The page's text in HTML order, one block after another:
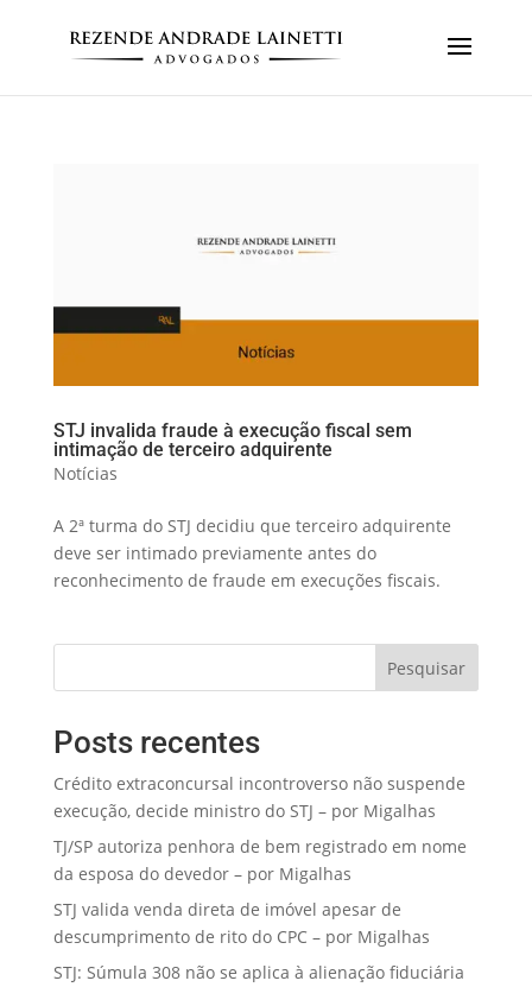
STJ invalida fraude à execução fiscal sem
intimação de terceiro adquirente
Notícias
A 2ª turma do STJ decidiu que terceiro adquirente
deve ser intimado previamente antes do
reconhecimento de fraude em execuções fiscais.
Pesquisar
Posts recentes
Crédito extraconcursal incontroverso não suspende
execução, decide ministro do STJ – por Migalhas
TJ/SP autoriza penhora de bem registrado em nome
da esposa do devedor – por Migalhas
STJ valida venda direta de imóvel apesar de
descumprimento de rito do CPC – por Migalhas
STJ: Súmula 308 não se aplica à alienação fiduciária